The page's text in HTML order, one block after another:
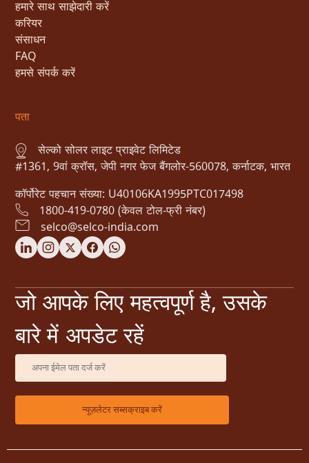
हमारे साथ साझेदारी करें
करियर
संसाधन
FAQ
हमसे संपर्क करें
पता
सेल्को सोलर लाइट प्राइवेट लिमिटेड
#1361, 9वां क्रॉस, जेपी नगर फेज बैंगलोर-560078, कर्नाटक, भारत
कॉर्पोरेट पहचान संख्या: U40106KA1995PTC017498
1800-419-0780 (केवल टोल-फ्री नंबर)
selco@selco-india.com
जो आपके लिए महत्वपूर्ण है, उसके
बारे में अपडेट रहें